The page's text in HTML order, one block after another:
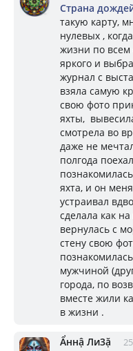
Страна
такую карту,
нулевых ,
жизни по всем
яркого и
журнал с
взяла самую
свою фото
яхты,
смотрела во
даже не
полгода
яхта, и он
устраивал
сделала как
вернулась с
стену свою
мужчиной
города, по
вместе жили
в жизни .
Ẩннậ Ли3ặ